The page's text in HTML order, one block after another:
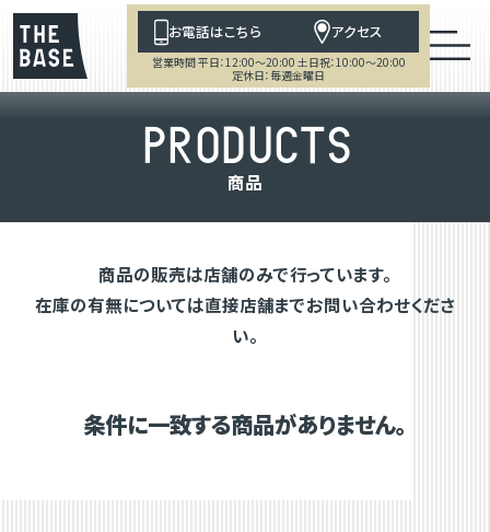
お電話はこちら アクセス
営業時間 平日：12:00～20:00 土日祝：10:00～20:00
定休日：毎週金曜日
PRODUCTS
商品
商品の販売は店舗のみで行っています。
在庫の有無については直接店舗までお問い合わせくださ
い。
条件に一致する商品がありません。